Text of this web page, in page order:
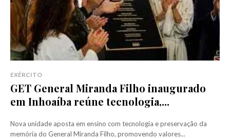
EXÉRCITO
GET General Miranda Filho inaugurado
em Inhoaíba reúne tecnologia,...
Nova unidade aposta em ensino com tecnologia e preservação da
memória do General Miranda Filho, promovendo valores...